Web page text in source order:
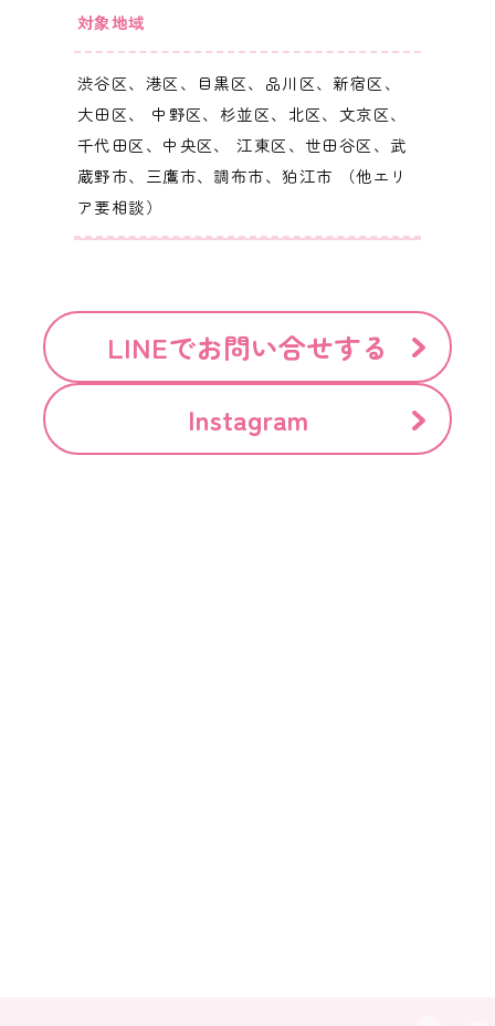
対象地域
渋谷区、港区、目黒区、品川区、新宿区、
大田区、 中野区、杉並区、北区、文京区、
千代田区、中央区、 江東区、世田谷区、武
蔵野市、三鷹市、調布市、狛江市 （他エリ
ア要相談）
LINEでお問い合せする
Instagram